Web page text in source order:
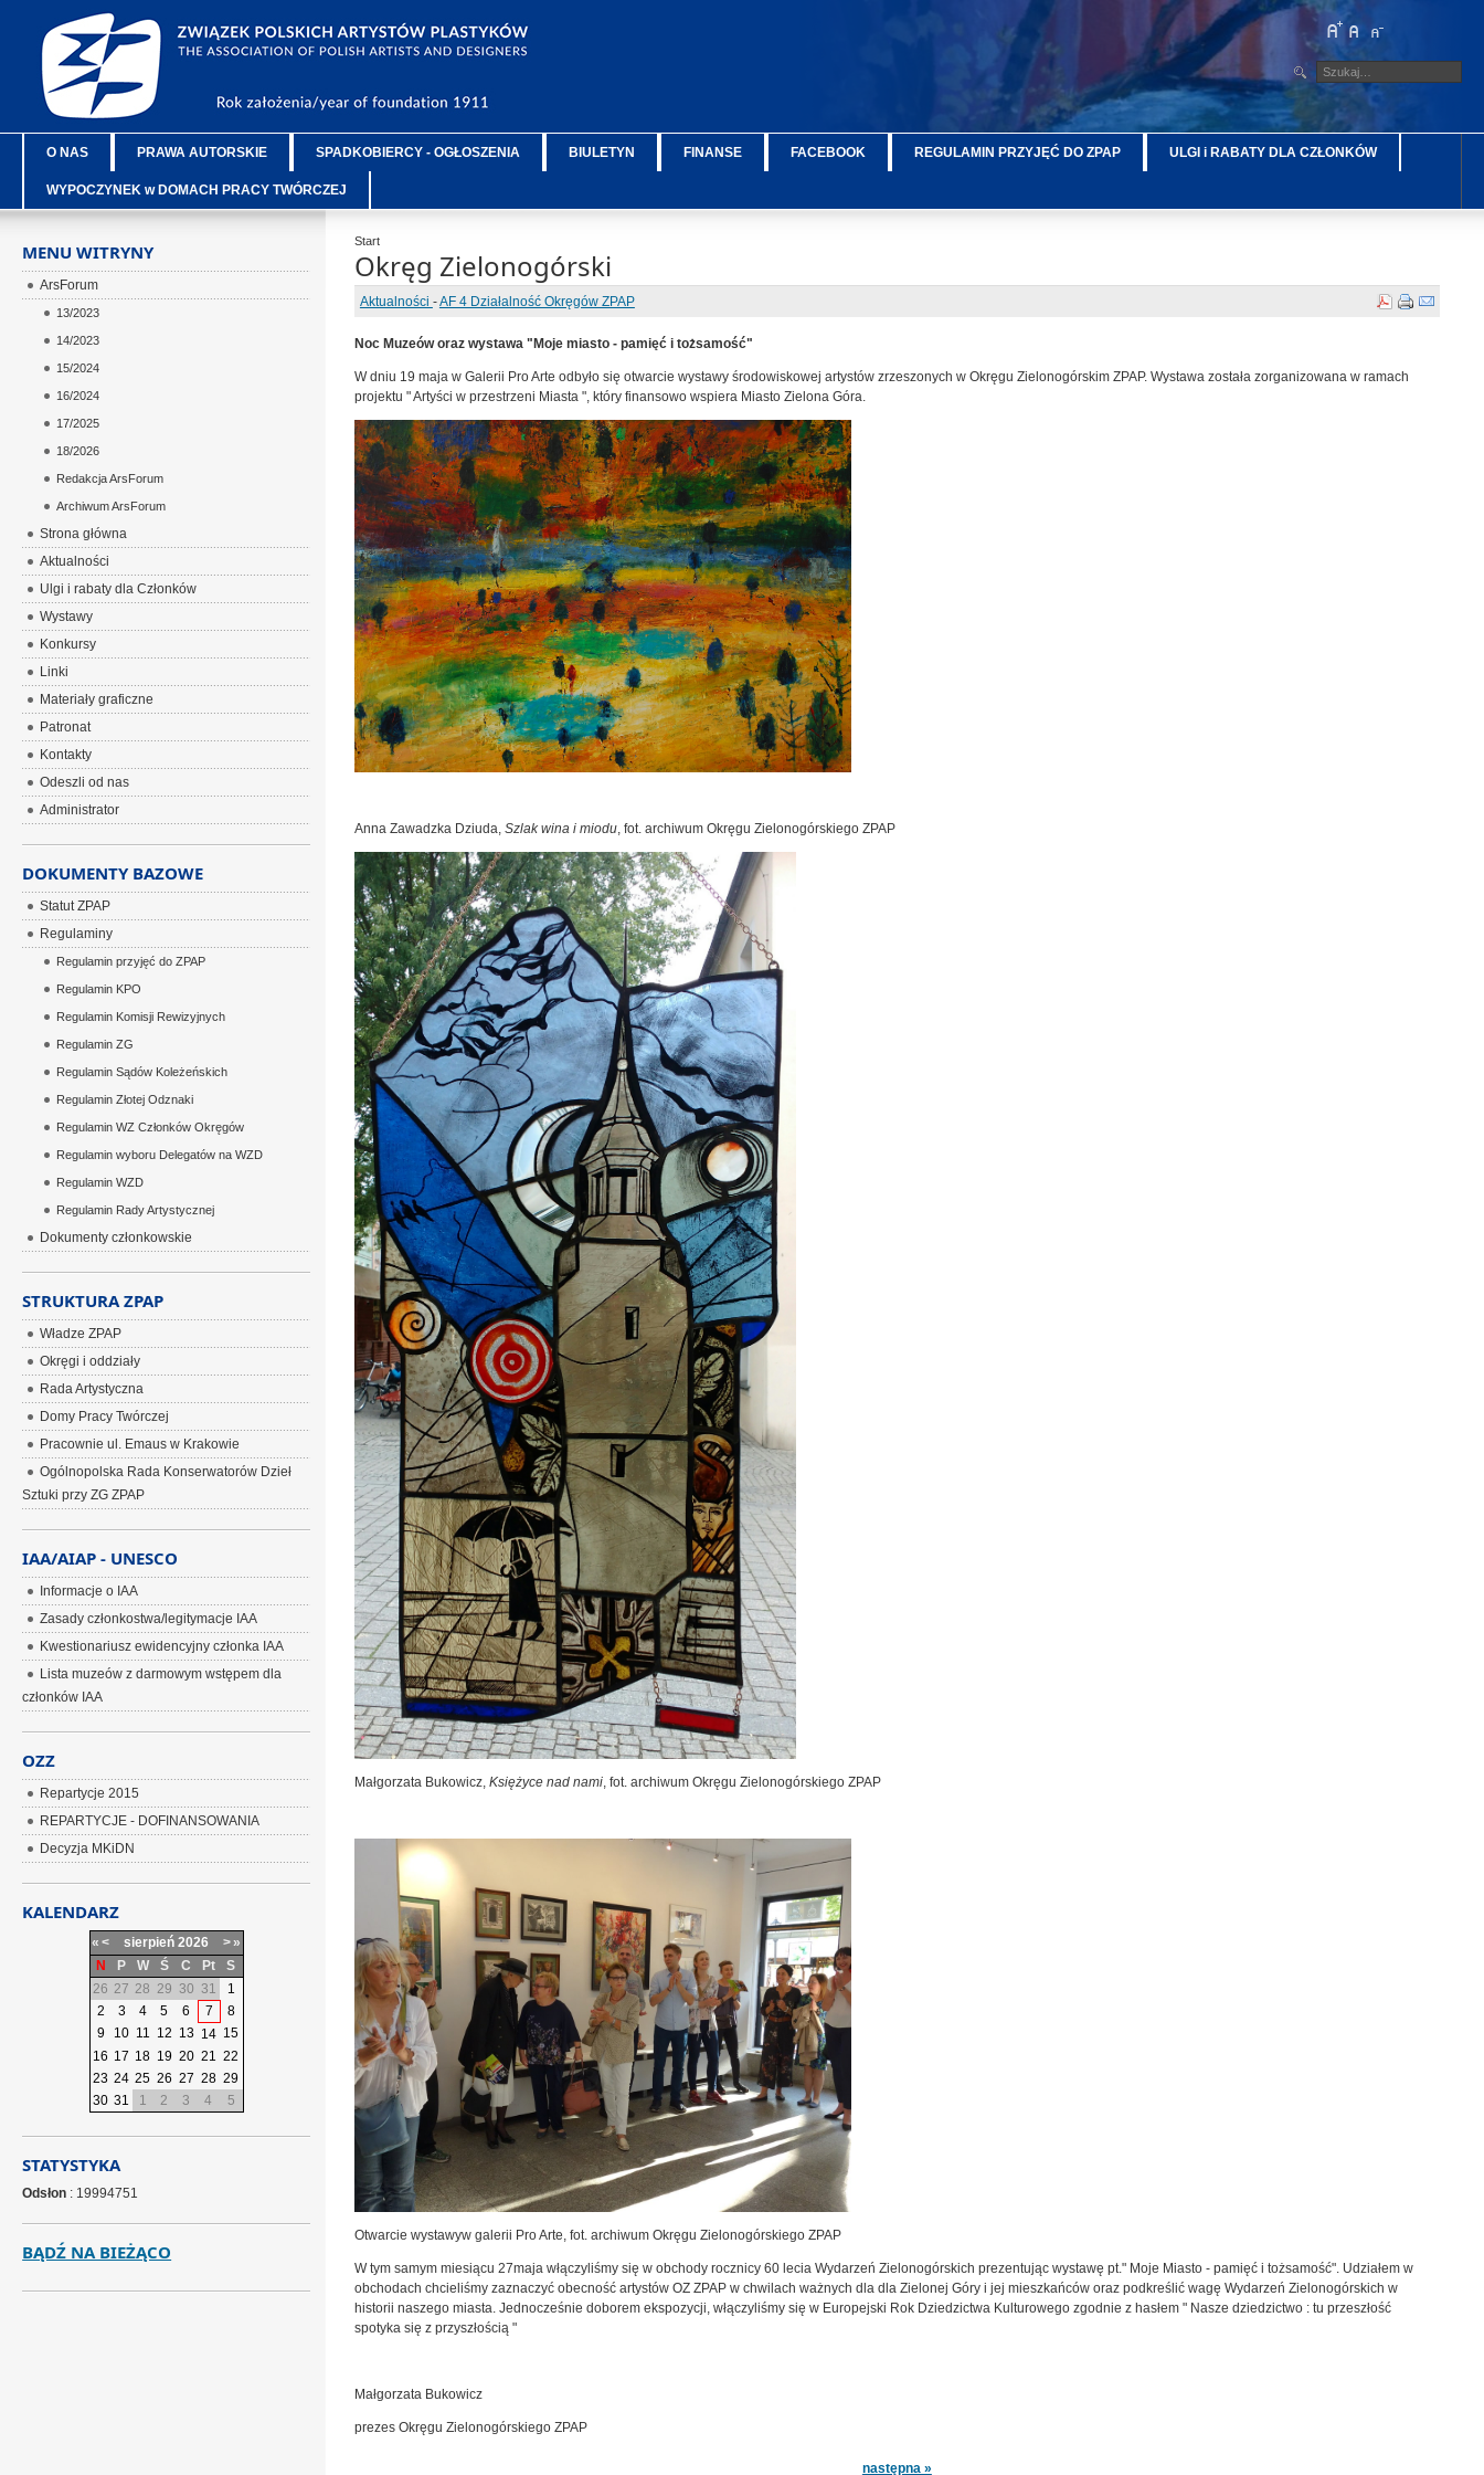
O NAS PRAWA AUTORSKIE SPADKOBIERCY - OGŁOSZENIA BIULETYN FINANSE FACEBOOK REGULAMIN PRZYJĘĆ DO ZPAP ULGI i RABATY DLA CZŁONKÓW
WYPOCZYNEK w DOMACH PRACY TWÓRCZEJ
Start
Okręg Zielonogórski
Aktualności -AF 4 Działalność Okręgów ZPAP
Noc Muzeów oraz wystawa "Moje miasto - pamięć i tożsamość"
W dniu 19 maja w Galerii Pro Arte odbyło się otwarcie wystawy środowiskowej artystów zrzeszonych w Okręgu Zielonogórskim ZPAP. Wystawa została zorganizowana w ramach
projektu " Artyści w przestrzeni Miasta ", który finansowo wspiera Miasto Zielona Góra.
Anna Zawadzka Dziuda, Szlak wina i miodu, fot. archiwum Okręgu Zielonogórskiego ZPAP
Małgorzata Bukowicz, Księżyce nad nami, fot. archiwum Okręgu Zielonogórskiego ZPAP
Otwarcie wystawyw galerii Pro Arte, fot. archiwum Okręgu Zielonogórskiego ZPAP
W tym samym miesiącu 27maja włączyliśmy się w obchody rocznicy 60 lecia Wydarzeń Zielonogórskich prezentując wystawę pt." Moje Miasto - pamięć i tożsamość". Udziałem w
obchodach chcieliśmy zaznaczyć obecność artystów OZ ZPAP w chwilach ważnych dla dla Zielonej Góry i jej mieszkańców oraz podkreślić wagę Wydarzeń Zielonogórskich w
historii naszego miasta. Jednocześnie doborem ekspozycji, włączyliśmy się w Europejski Rok Dziedzictwa Kulturowego zgodnie z hasłem " Nasze dziedzictwo : tu przeszłość
spotyka się z przyszłością "
Małgorzata Bukowicz
prezes Okręgu Zielonogórskiego ZPAP
następna »
MENU WITRYNY
ArsForum
13/2023
14/2023
15/2024
16/2024
17/2025
18/2026
Redakcja ArsForum
Archiwum ArsForum
Strona główna
Aktualności
Ulgi i rabaty dla Członków
Wystawy
Konkursy
Linki
Materiały graficzne
Patronat
Kontakty
Odeszli od nas
Administrator
DOKUMENTY BAZOWE
Statut ZPAP
Regulaminy
Regulamin przyjęć do ZPAP
Regulamin KPO
Regulamin Komisji Rewizyjnych
Regulamin ZG
Regulamin Sądów Koleżeńskich
Regulamin Złotej Odznaki
Regulamin WZ Członków Okręgów
Regulamin wyboru Delegatów na WZD
Regulamin WZD
Regulamin Rady Artystycznej
Dokumenty członkowskie
STRUKTURA ZPAP
Władze ZPAP
Okręgi i oddziały
Rada Artystyczna
Domy Pracy Twórczej
Pracownie ul. Emaus w Krakowie
Ogólnopolska Rada Konserwatorów Dzieł
Sztuki przy ZG ZPAP
IAA/AIAP - UNESCO
Informacje o IAA
Zasady członkostwa/legitymacje IAA
Kwestionariusz ewidencyjny członka IAA
Lista muzeów z darmowym wstępem dla
członków IAA
OZZ
Repartycje 2015
REPARTYCJE - DOFINANSOWANIA
Decyzja MKiDN
KALENDARZ
« < sierpień 2026 >»
N
P W Ś C Pt
S
26 27 28 29 30 31
1
2
3 4 5 6 7
8
9
10 11 12 13 14 15
16 17 18 19 20 21 22
23 24 25 26 27 28 29
30 31 1 2 3 4 5
STATYSTYKA
Odsłon : 19994751
BĄDŹ NA BIEŻĄCO